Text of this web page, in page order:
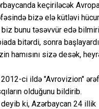
keçiriləcək
bizə elə kütləvi
biz bunu təsəvvür edə
bitərdi, sonra
hamısını sizə desək,
ci ildə "Avrovizion"
olduğunu bildirib.
ki, Azərbaycan 24 illik